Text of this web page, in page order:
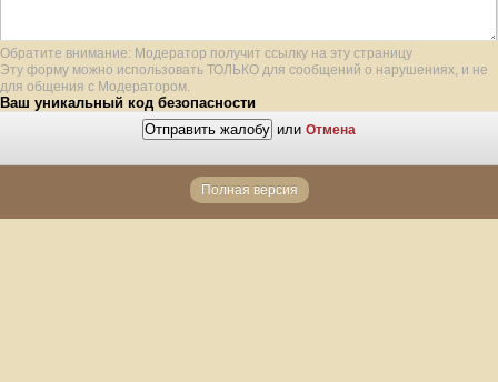
Обратите внимание: Модератор получит ссылку на эту страницу
Эту форму можно использовать ТОЛЬКО для сообщений о нарушениях, и не
для общения с Модератором.
Ваш уникальный код безопасности
или Отмена
Полная версия